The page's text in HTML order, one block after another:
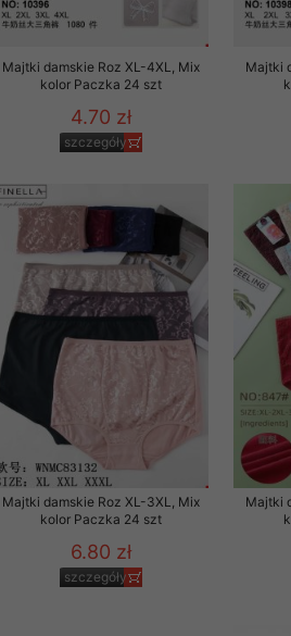
Majtki damskie Roz XL-4XL, Mix
kolor Paczka 24 szt
4.70 zł
szczegóły
Majtki
Majtki damskie Roz XL-3XL, Mix
kolor Paczka 24 szt
6.80 zł
szczegóły
Majtki
Materiały reklamowo - promocyjne
szczególności newslettera
zawierającego akceptację na
naszym Sklepie. Materiały te dotyczą
Wszelkie pytania, wnioski i sugestie
osobowych prosimy zgłaszać na email